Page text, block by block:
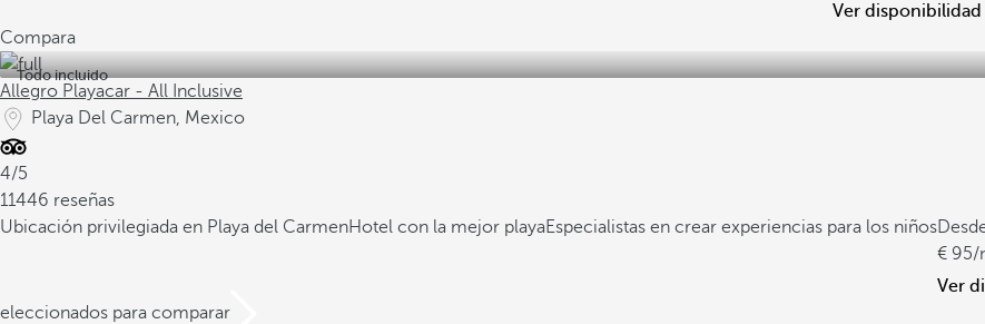
Ver disponibilidad
Compara
Todo incluido
Allegro Playacar - All Inclusive
Playa Del Carmen, Mexico
4/5
11446 reseñas
Ubicación privilegiada en Playa del CarmenHotel con la mejor playaEspecialistas en crear experiencias para los niños
95/
Ver
para comparar